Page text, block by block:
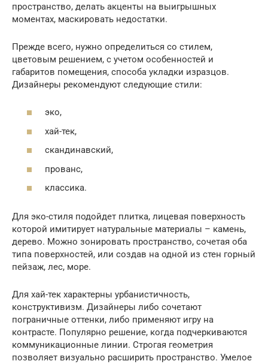
пространство, делать акценты на выигрышных
моментах, маскировать недостатки.
Прежде всего, нужно определиться со стилем,
цветовым решением, с учетом особенностей и
габаритов помещения, способа укладки изразцов.
Дизайнеры рекомендуют следующие стили:
эко,
хай-тек,
скандинавский,
прованс,
классика.
Для эко-стиля подойдет плитка, лицевая поверхность
которой имитирует натуральные материалы – камень,
дерево. Можно зонировать пространство, сочетая оба
типа поверхностей, или создав на одной из стен горный
пейзаж, лес, море.
Для хай-тек характерны урбанистичность,
конструктивизм. Дизайнеры либо сочетают
пограничные оттенки, либо применяют игру на
контрасте. Популярно решение, когда подчеркиваются
коммуникационные линии. Строгая геометрия
позволяет визуально расширить пространство. Умелое